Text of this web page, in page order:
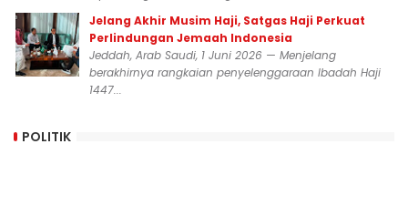
Jelang Akhir Musim Haji, Satgas Haji Perkuat
Perlindungan Jemaah Indonesia
Jeddah, Arab Saudi, 1 Juni 2026 — Menjelang
berakhirnya rangkaian penyelenggaraan Ibadah Haji
1447...
POLITIK